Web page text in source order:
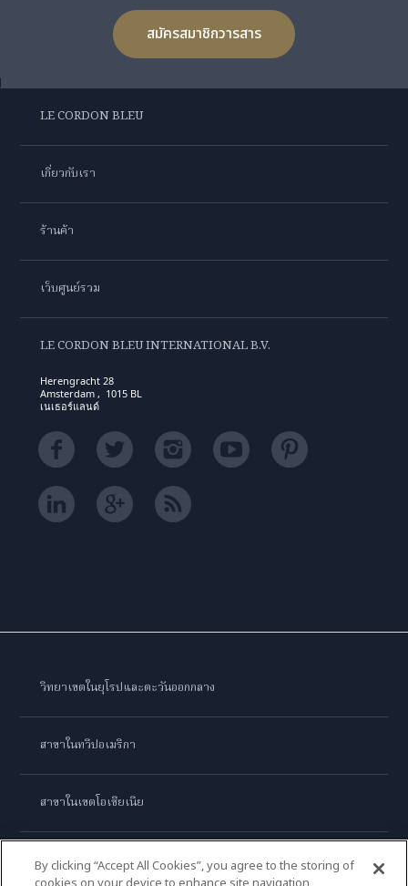
สมัครสมาชิกวารสาร
LE CORDON BLEU
เกี่ยวกับเรา
ร้านค้า
เว็บศูนย์รวม
LE CORDON BLEU INTERNATIONAL B.V.
Herengracht 28
Amsterdam , 1015 BL
เนเธอร์แลนด์
วิทยาเขตในยุโรปและตะวันออกกลาง
สาขาในทวีปอเมริกา
สาขาในเขตโอเชียเนีย
สาขาในทวีปเอเชีย
By clicking “Accept All Cookies”, you agree to the storing of